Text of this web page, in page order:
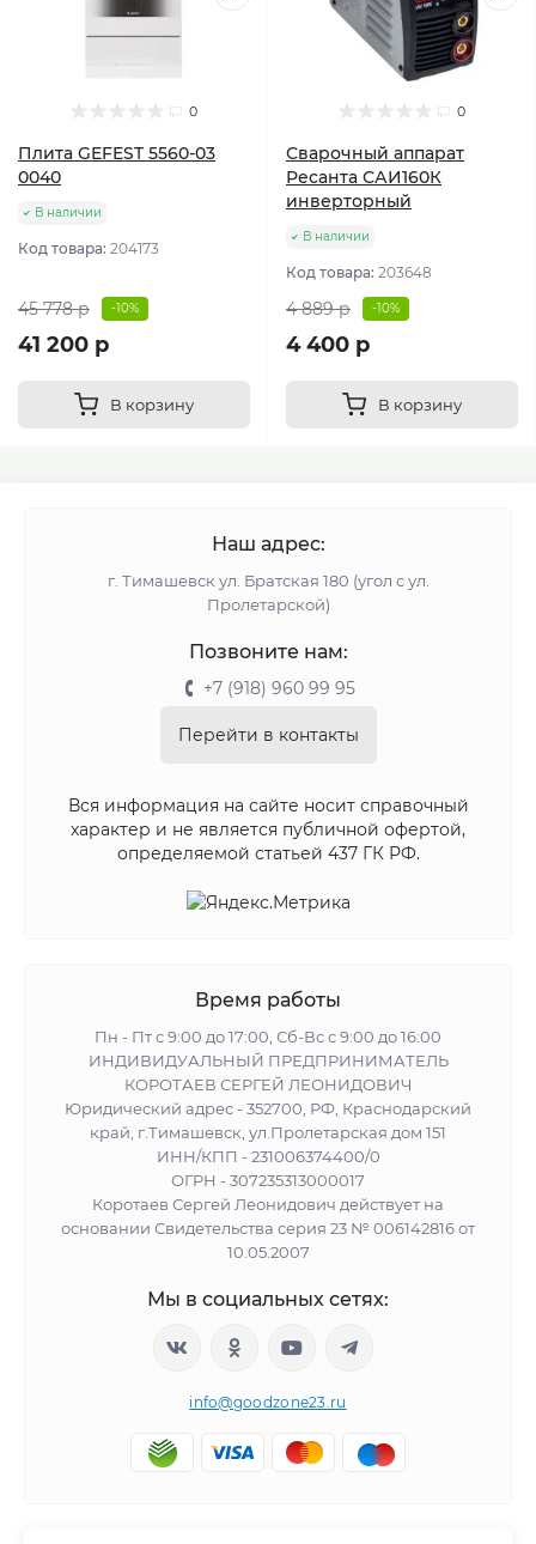
0
Плита GEFEST 5560-03
0040
В наличии
Код товара: 204173
45 778 р -10%
41 200 р
В корзину
0
Сварочный аппарат
Ресанта САИ160К
инверторный
В наличии
Код товара: 203648
4 889 р -10%
4 400 р
В корзину
Наш адрес:
г. Тимашевск ул. Братская 180 (угол с ул.
Пролетарской)
Позвоните нам:
+7 (918) 960 99 95
Перейти в контакты
Вся информация на сайте носит справочный
характер и не является публичной офертой,
определяемой статьей 437 ГК РФ.
Время работы
Пн - Пт с 9:00 до 17:00, Сб-Вс с 9:00 до 16:00
ИНДИВИДУАЛЬНЫЙ ПРЕДПРИНИМАТЕЛЬ
КОРОТАЕВ СЕРГЕЙ ЛЕОНИДОВИЧ
Юридический адрес - 352700, РФ, Краснодарский
край, г.Тимашевск, ул.Пролетарская дом 151
ИНН/КПП - 231006374400/0
ОГРН - 307235313000017
Коротаев Сергей Леонидович действует на
основании Свидетельства серия 23 № 006142816 от
10.05.2007
Мы в социальных сетях:
info@goodzone23.ru